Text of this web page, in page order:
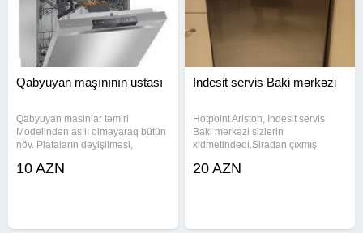
Qabyuyan maşınının ustası
Qabyuyan masinlar təmiri
Modelindən asılı olmayaraq bütün
növ. Plataların dəyişilməsi,
xidmətləri təklif edirik. Qabyuyan
10 AZN
Indesit servis Baki mərkəzi
Hotpoint Ariston, Indesit servis
Baki mərkəzi sizlerin
xidmetindedi.Siradan çıxmış
diaqnostikasi, temelli temiri yuksek
20 AZN